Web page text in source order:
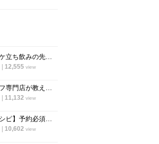
京都、女子ウケ立ち飲みの先駆者「すいば」の人気メニュー『ポテトサラダ』の作り方
12,555 view
ローストビーフ専門店が教える、ローストビーフの作り方のすべて「ローストビーフの店 watanabe」
11,132 view
【京都名店レシピ】予約必須店「秋華」直伝 、パラパラ鮭のチャーハン！超簡単！
10,602 view